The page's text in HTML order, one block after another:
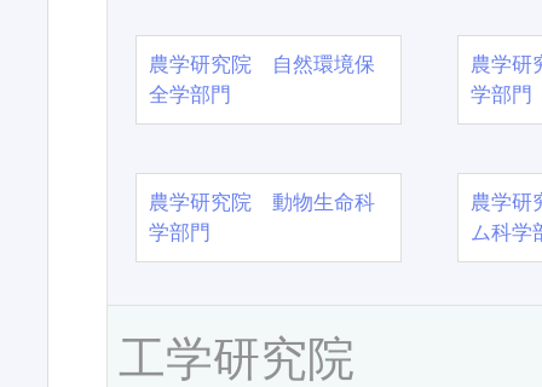
農学研究院 自然環境保
全学部門
農学
学部門
農学研究院 動物生命科
学部門
農学
ム科学
工学研究院